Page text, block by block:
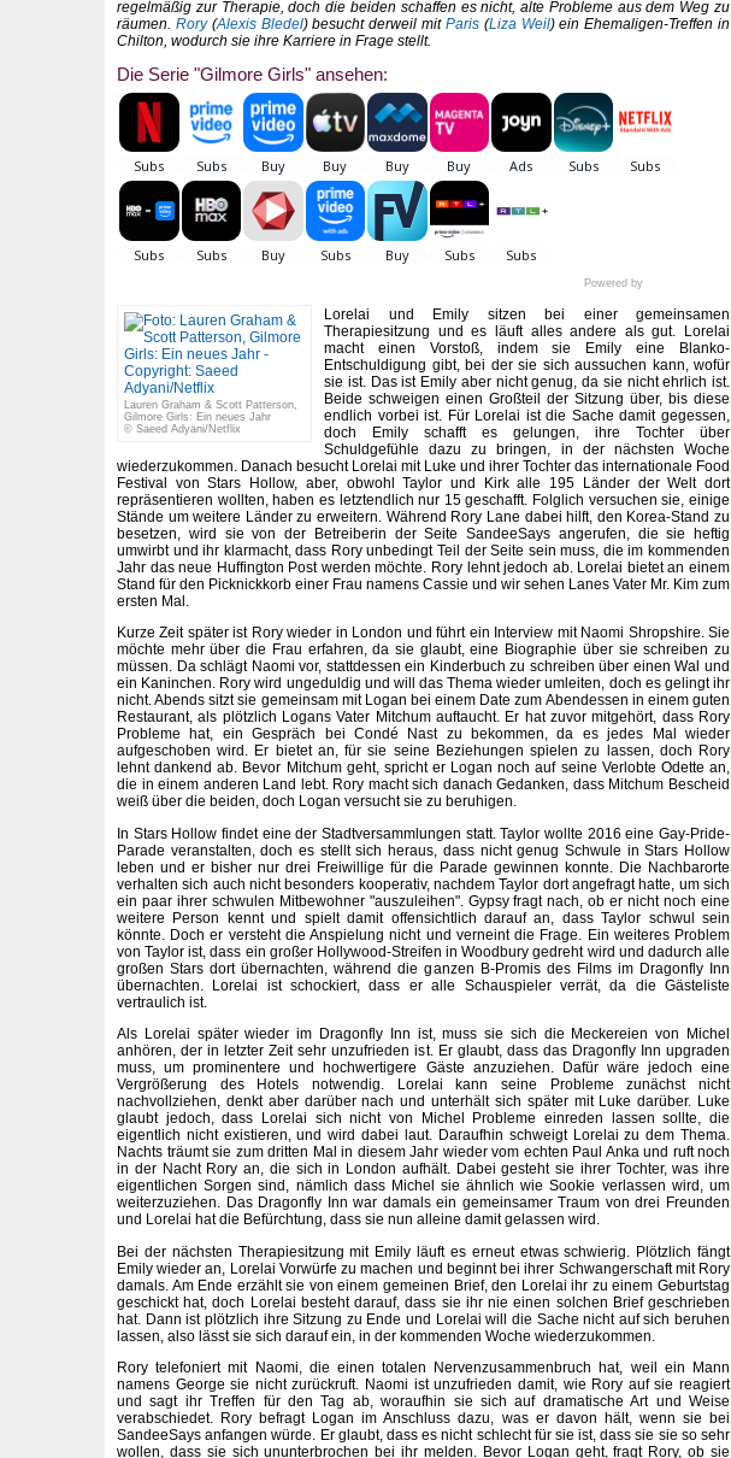
regelmäßig zur Therapie, doch die beiden schaffen es nicht, alte Probleme aus dem Weg zu
räumen. Rory(Alexis Bledel) besucht derweil mit Paris(Liza Weil) ein Ehemaligen-Treffen in
Chilton, wodurch sie ihre Karriere in Frage stellt.
Die Serie "Gilmore Girls" ansehen:
Powered by
Lauren Graham & Scott Patterson,
Gilmore Girls: Ein neues Jahr
© Saeed Adyani/Netflix
Lorelai und Emily sitzen bei einer gemeinsamen
Therapiesitzung und es läuft alles andere als gut. Lorelai
macht einen Vorstoß, indem sie Emily eine Blanko-
Entschuldigung gibt, bei der sie sich aussuchen kann, wofür
sie ist. Das ist Emily aber nicht genug, da sie nicht ehrlich ist.
Beide schweigen einen Großteil der Sitzung über, bis diese
endlich vorbei ist. Für Lorelai ist die Sache damit gegessen,
doch Emily schafft es gelungen, ihre Tochter über
Schuldgefühle dazu zu bringen, in der nächsten Woche
wiederzukommen. Danach besucht Lorelai mit Luke und ihrer Tochter das internationale Food
Festival von Stars Hollow, aber, obwohl Taylor und Kirk alle 195 Länder der Welt dort
repräsentieren wollten, haben es letztendlich nur 15 geschafft. Folglich versuchen sie, einige
Stände um weitere Länder zu erweitern. Während Rory Lane dabei hilft, den Korea-Stand zu
besetzen, wird sie von der Betreiberin der Seite SandeeSays angerufen, die sie heftig
umwirbt und ihr klarmacht, dass Rory unbedingt Teil der Seite sein muss, die im kommenden
Jahr das neue Huffington Post werden möchte. Rory lehnt jedoch ab. Lorelai bietet an einem
Stand für den Picknickkorb einer Frau namens Cassie und wir sehen Lanes Vater Mr. Kim zum
ersten Mal.
Kurze Zeit später ist Rory wieder in London und führt ein Interview mit Naomi Shropshire. Sie
möchte mehr über die Frau erfahren, da sie glaubt, eine Biographie über sie schreiben zu
müssen. Da schlägt Naomi vor, stattdessen ein Kinderbuch zu schreiben über einen Wal und
ein Kaninchen. Rory wird ungeduldig und will das Thema wieder umleiten, doch es gelingt ihr
nicht. Abends sitzt sie gemeinsam mit Logan bei einem Date zum Abendessen in einem guten
Restaurant, als plötzlich Logans Vater Mitchum auftaucht. Er hat zuvor mitgehört, dass Rory
Probleme hat, ein Gespräch bei Condé Nast zu bekommen, da es jedes Mal wieder
aufgeschoben wird. Er bietet an, für sie seine Beziehungen spielen zu lassen, doch Rory
lehnt dankend ab. Bevor Mitchum geht, spricht er Logan noch auf seine Verlobte Odette an,
die in einem anderen Land lebt. Rory macht sich danach Gedanken, dass Mitchum Bescheid
weiß über die beiden, doch Logan versucht sie zu beruhigen.
In Stars Hollow findet eine der Stadtversammlungen statt. Taylor wollte 2016 eine Gay-Pride-
Parade veranstalten, doch es stellt sich heraus, dass nicht genug Schwule in Stars Hollow
leben und er bisher nur drei Freiwillige für die Parade gewinnen konnte. Die Nachbarorte
verhalten sich auch nicht besonders kooperativ, nachdem Taylor dort angefragt hatte, um sich
ein paar ihrer schwulen Mitbewohner "auszuleihen". Gypsy fragt nach, ob er nicht noch eine
weitere Person kennt und spielt damit offensichtlich darauf an, dass Taylor schwul sein
könnte. Doch er versteht die Anspielung nicht und verneint die Frage. Ein weiteres Problem
von Taylor ist, dass ein großer Hollywood-Streifen in Woodbury gedreht wird und dadurch alle
großen Stars dort übernachten, während die ganzen B-Promis des Films im Dragonfly Inn
übernachten. Lorelai ist schockiert, dass er alle Schauspieler verrät, da die Gästeliste
vertraulich ist.
Als Lorelai später wieder im Dragonfly Inn ist, muss sie sich die Meckereien von Michel
anhören, der in letzter Zeit sehr unzufrieden ist. Er glaubt, dass das Dragonfly Inn upgraden
muss, um prominentere und hochwertigere Gäste anzuziehen. Dafür wäre jedoch eine
Vergrößerung des Hotels notwendig. Lorelai kann seine Probleme zunächst nicht
nachvollziehen, denkt aber darüber nach und unterhält sich später mit Luke darüber. Luke
glaubt jedoch, dass Lorelai sich nicht von Michel Probleme einreden lassen sollte, die
eigentlich nicht existieren, und wird dabei laut. Daraufhin schweigt Lorelai zu dem Thema.
Nachts träumt sie zum dritten Mal in diesem Jahr wieder vom echten Paul Anka und ruft noch
in der Nacht Rory an, die sich in London aufhält. Dabei gesteht sie ihrer Tochter, was ihre
eigentlichen Sorgen sind, nämlich dass Michel sie ähnlich wie Sookie verlassen wird, um
weiterzuziehen. Das Dragonfly Inn war damals ein gemeinsamer Traum von drei Freunden
und Lorelai hat die Befürchtung, dass sie nun alleine damit gelassen wird.
Bei der nächsten Therapiesitzung mit Emily läuft es erneut etwas schwierig. Plötzlich fängt
Emily wieder an, Lorelai Vorwürfe zu machen und beginnt bei ihrer Schwangerschaft mit Rory
damals. Am Ende erzählt sie von einem gemeinen Brief, den Lorelai ihr zu einem Geburtstag
geschickt hat, doch Lorelai besteht darauf, dass sie ihr nie einen solchen Brief geschrieben
hat. Dann ist plötzlich ihre Sitzung zu Ende und Lorelai will die Sache nicht auf sich beruhen
lassen, also lässt sie sich darauf ein, in der kommenden Woche wiederzukommen.
Rory telefoniert mit Naomi, die einen totalen Nervenzusammenbruch hat, weil ein Mann
namens George sie nicht zurückruft. Naomi ist unzufrieden damit, wie Rory auf sie reagiert
und sagt ihr Treffen für den Tag ab, woraufhin sie sich auf dramatische Art und Weise
verabschiedet. Rory befragt Logan im Anschluss dazu, was er davon hält, wenn sie bei
SandeeSays anfangen würde. Er glaubt, dass es nicht schlecht für sie ist, dass sie sie so sehr
wollen, dass sie sich ununterbrochen bei ihr melden. Bevor Logan geht, fragt Rory, ob sie